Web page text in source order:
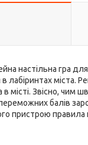
настільна гра
лабіринтах міста.
в місті. Звісно,
балів
пристрою